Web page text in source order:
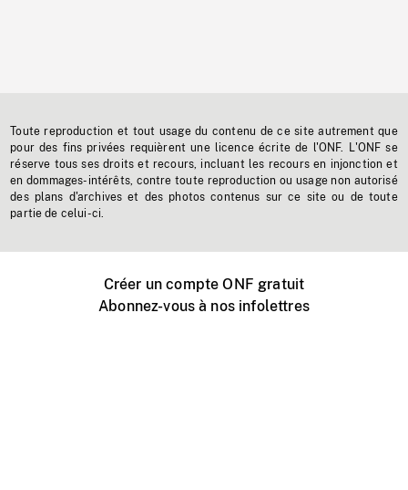
Toute reproduction et tout usage du contenu de ce site autrement que
pour des fins privées requièrent une licence écrite de l'ONF. L'ONF se
réserve tous ses droits et recours, incluant les recours en injonction et
en dommages-intérêts, contre toute reproduction ou usage non autorisé
des plans d'archives et des photos contenus sur ce site ou de toute
partie de celui-ci.
Créer un compte ONF gratuit
Abonnez-vous à nos infolettres